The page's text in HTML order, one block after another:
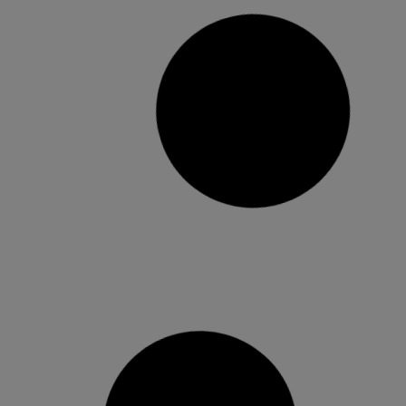
Burjassot: La Casa de Cultura
inaugura una exposició en
memòria del pintor Carlos Sosa
A partir del pròxim 4 de febrer, la Casa de Cultura
de Burjassot albergarà una exposició amb la
1 febrer, 2019 No hi ha comentaris